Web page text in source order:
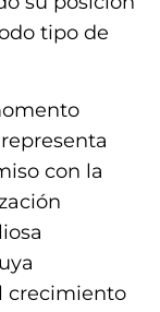
tipo de
con la
crecimiento